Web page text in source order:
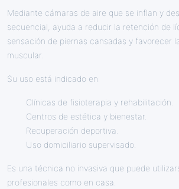
Mediante cámaras de aire que se inflan y
secuencial, ayuda a reducir la retención de
sensación de piernas cansadas y favorecer
muscular.
Su uso está indicado en:
Clínicas de fisioterapia y rehabilitación.
Centros de estética y bienestar.
Recuperación deportiva.
Uso domiciliario supervisado.
Es una técnica no invasiva que puede
profesionales como en casa.